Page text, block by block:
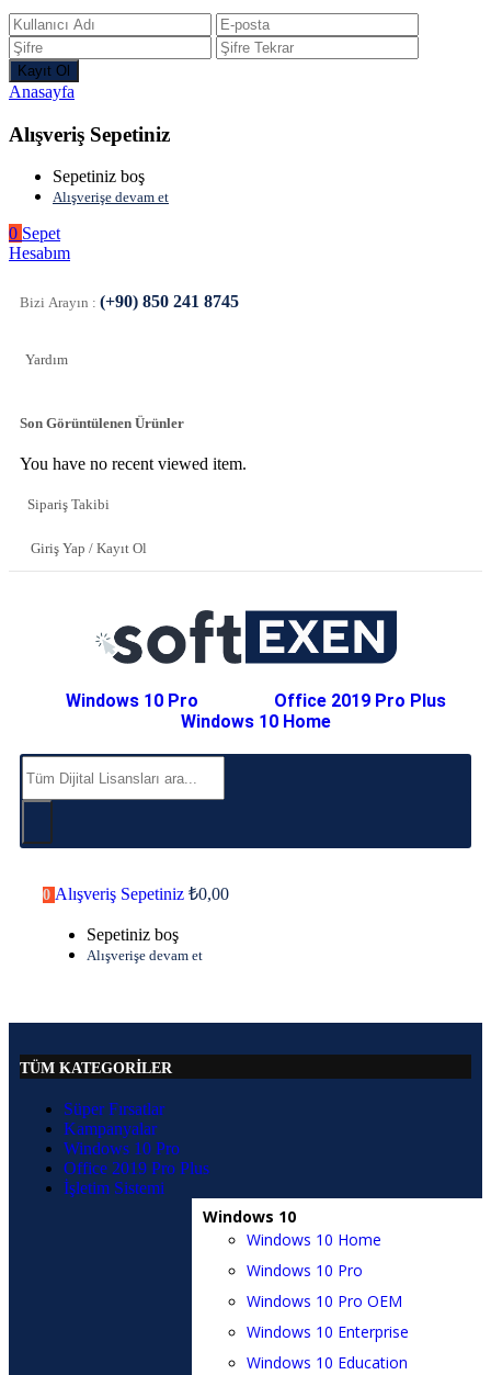
Anasayfa
Alışveriş Sepetiniz
Sepetiniz boş
Alışverişe devam et
0 Sepet
Hesabım
Bizi Arayın : (+90) 850 241 8745
Yardım
Son Görüntülenen Ürünler
You have no recent viewed item.
Sipariş Takibi
Giriş Yap / Kayıt Ol
Windows 10 Pro
Office 2019 Pro Plus
Windows 10 Home
0 Alışveriş Sepetiniz ₺0,00
Sepetiniz boş
Alışverişe devam et
TÜM KATEGORİLER
Süper Fırsatlar
Kampanyalar
Windows 10 Pro
Office 2019 Pro Plus
İşletim Sistemi
Windows 10
Windows 10 Home
Windows 10 Pro
Windows 10 Pro OEM
Windows 10 Enterprise
Windows 10 Education